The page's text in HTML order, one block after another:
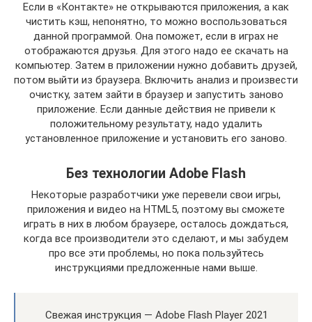
Если в «Контакте» не открываются приложения, а как
чистить кэш, непонятно, то можно воспользоваться
данной программой. Она поможет, если в играх не
отображаются друзья. Для этого надо ее скачать на
компьютер. Затем в приложении нужно добавить друзей,
потом выйти из браузера. Включить анализ и произвести
очистку, затем зайти в браузер и запустить заново
приложение. Если данные действия не привели к
положительному результату, надо удалить
установленное приложение и установить его заново.
Без технологии Adobe Flash
Некоторые разработчики уже перевели свои игры,
приложения и видео на HTML5, поэтому вы сможете
играть в них в любом браузере, осталось дождаться,
когда все производители это сделают, и мы забудем
про все эти проблемы, но пока пользуйтесь
инструкциями предложенные нами выше.
Свежая инструкция — Adobe Flash Player 2021